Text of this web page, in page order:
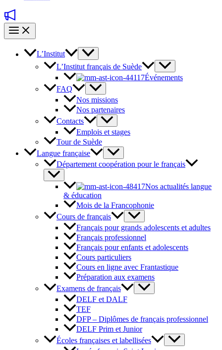
L’Institut
L’Institut français de Suède
Événements
FAQ
Nos missions
Nos partenaires
Contacts
Emplois et stages
Tour de Suède
Langue française
Département coopération pour le français
Nos actualités langue
& éducation
Mois de la Francophonie
Cours de français
Français pour grands adolescents et adultes
Français professionnel
Français pour enfants et adolescents
Cours particuliers
Cours en ligne avec Frantastique
Préparation aux examens
Examens de français
DELF et DALF
TEF
DFP – Diplômes de français professionnel
DELF Prim et Junior
Écoles françaises et labellisées